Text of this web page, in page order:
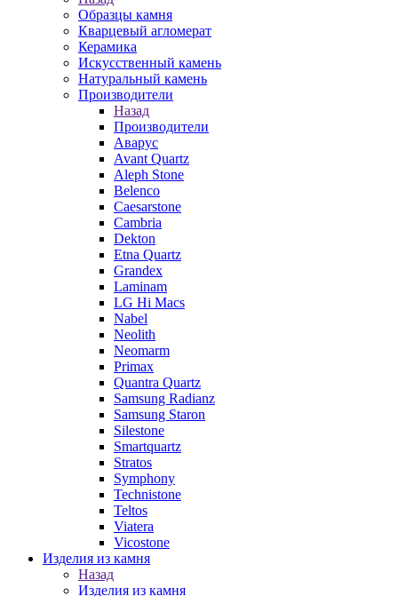
Образцы камня
Кварцевый агломерат
Керамика
Искусственный камень
Натуральный камень
Производители
Назад
Производители
Аварус
Avant Quartz
Aleph Stone
Belenco
Caesarstone
Cambria
Dekton
Etna Quartz
Grandex
Laminam
LG Hi Macs
Nabel
Neolith
Neomarm
Primax
Quantra Quartz
Samsung Radianz
Samsung Staron
Silestone
Smartquartz
Stratos
Symphony
Technistone
Teltos
Viatera
Vicostone
Изделия из камня
Назад
Изделия из камня